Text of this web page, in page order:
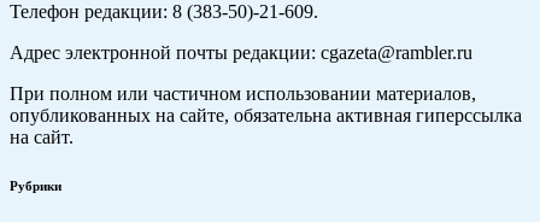
Телефон редакции: 8 (383-50)-21-609.
Адрес электронной почты редакции: cgazeta@rambler.ru
При полном или частичном использовании материалов,
опубликованных на сайте, обязательна активная гиперссылка
на сайт.
Рубрики